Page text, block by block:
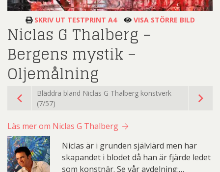
SKRIV UT TESTPRINT A4 VISA STÖRRE BILD
Niclas G Thalberg –
Bergens mystik –
Oljemålning
Bläddra bland Niclas G Thalberg konstverk
(7/57)
Läs mer om Niclas G Thalberg
Niclas är i grunden självlärd men har
skapandet i blodet då han är fjärde ledet
som konstnär. Se vår avdelning:…